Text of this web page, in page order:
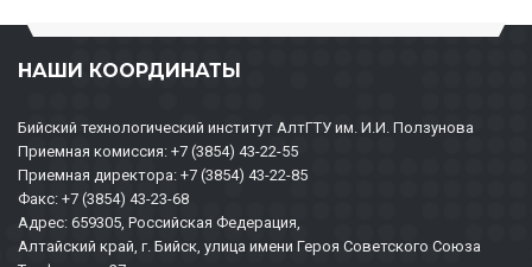
НАШИ КООРДИНАТЫ
Бийский технологический институт АлтГТУ им. И.И. Ползунова
Приемная комиссия: +7 (3854) 43-22-55
Приемная директора: +7 (3854) 43-22-85
Факс: +7 (3854) 43-23-68
Адрес: 659305, Российская Федерация,
Алтайский край, г. Бийск, улица имени Героя Советского Союза